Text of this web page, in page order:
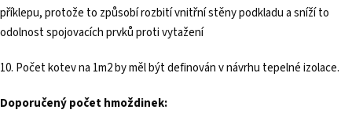
příklepu, protože to způsobí rozbití vnitřní stěny podkladu a sníží to
odolnost spojovacích prvků proti vytažení
10. Počet kotev na 1m2 by měl být definován v návrhu tepelné izolace.
Doporučený počet hmoždinek: